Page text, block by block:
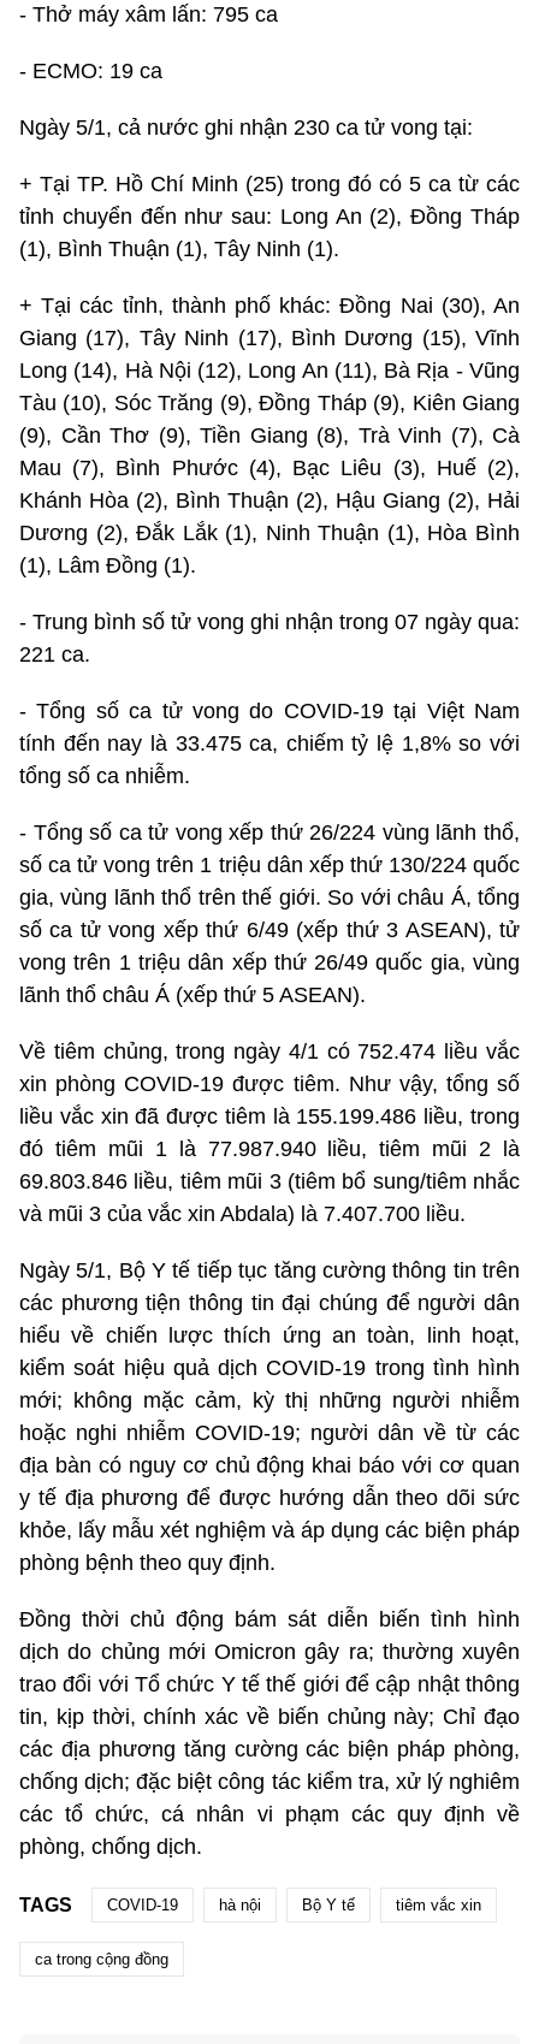
- Thở máy xâm lấn: 795 ca
- ECMO: 19 ca
Ngày 5/1, cả nước ghi nhận 230 ca tử vong tại:
+ Tại TP. Hồ Chí Minh (25) trong đó có 5 ca từ các
tỉnh chuyển đến như sau: Long An (2), Đồng Tháp
(1), Bình Thuận (1), Tây Ninh (1).
+ Tại các tỉnh, thành phố khác: Đồng Nai (30), An
Giang (17), Tây Ninh (17), Bình Dương (15), Vĩnh
Long (14), Hà Nội (12), Long An (11), Bà Rịa - Vũng
Tàu (10), Sóc Trăng (9), Đồng Tháp (9), Kiên Giang
(9), Cần Thơ (9), Tiền Giang (8), Trà Vinh (7), Cà
Mau (7), Bình Phước (4), Bạc Liêu (3), Huế (2),
Khánh Hòa (2), Bình Thuận (2), Hậu Giang (2), Hải
Dương (2), Đắk Lắk (1), Ninh Thuận (1), Hòa Bình
(1), Lâm Đồng (1).
- Trung bình số tử vong ghi nhận trong 07 ngày qua:
221 ca.
- Tổng số ca tử vong do COVID-19 tại Việt Nam
tính đến nay là 33.475 ca, chiếm tỷ lệ 1,8% so với
tổng số ca nhiễm.
- Tổng số ca tử vong xếp thứ 26/224 vùng lãnh thổ,
số ca tử vong trên 1 triệu dân xếp thứ 130/224 quốc
gia, vùng lãnh thổ trên thế giới. So với châu Á, tổng
số ca tử vong xếp thứ 6/49 (xếp thứ 3 ASEAN), tử
vong trên 1 triệu dân xếp thứ 26/49 quốc gia, vùng
lãnh thổ châu Á (xếp thứ 5 ASEAN).
Về tiêm chủng, trong ngày 4/1 có 752.474 liều vắc
xin phòng COVID-19 được tiêm. Như vậy, tổng số
liều vắc xin đã được tiêm là 155.199.486 liều, trong
đó tiêm mũi 1 là 77.987.940 liều, tiêm mũi 2 là
69.803.846 liều, tiêm mũi 3 (tiêm bổ sung/tiêm nhắc
và mũi 3 của vắc xin Abdala) là 7.407.700 liều.
Ngày 5/1, Bộ Y tế tiếp tục tăng cường thông tin trên
các phương tiện thông tin đại chúng để người dân
hiểu về chiến lược thích ứng an toàn, linh hoạt,
kiểm soát hiệu quả dịch COVID-19 trong tình hình
mới; không mặc cảm, kỳ thị những người nhiễm
hoặc nghi nhiễm COVID-19; người dân về từ các
địa bàn có nguy cơ chủ động khai báo với cơ quan
y tế địa phương để được hướng dẫn theo dõi sức
khỏe, lấy mẫu xét nghiệm và áp dụng các biện pháp
phòng bệnh theo quy định.
Đồng thời chủ động bám sát diễn biến tình hình
dịch do chủng mới Omicron gây ra; thường xuyên
trao đổi với Tổ chức Y tế thế giới để cập nhật thông
tin, kịp thời, chính xác về biến chủng này; Chỉ đạo
các địa phương tăng cường các biện pháp phòng,
chống dịch; đặc biệt công tác kiểm tra, xử lý nghiêm
các tổ chức, cá nhân vi phạm các quy định về
phòng, chống dịch.
TAGS COVID-19 hà nội Bộ Y tế tiêm vắc xin
ca trong cộng đồng